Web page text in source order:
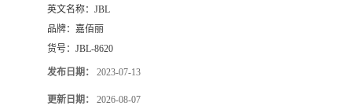
英文名称： JBL
品牌： 嘉佰丽
货号： JBL-8620
发布日期： 2023-07-13
更新日期： 2026-08-07